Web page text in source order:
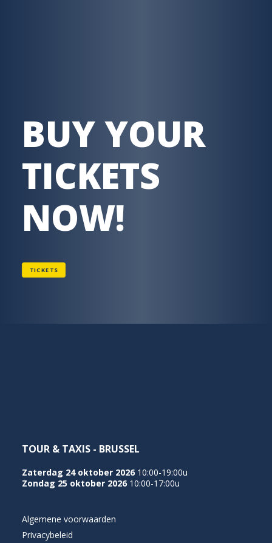
BUY YOUR
TICKETS
NOW!
TICKETS
TOUR & TAXIS - BRUSSEL
Zaterdag 24 oktober 2026 10:00-19:00u
Zondag 25 oktober 2026 10:00-17:00u
Algemene voorwaarden
Privacybeleid